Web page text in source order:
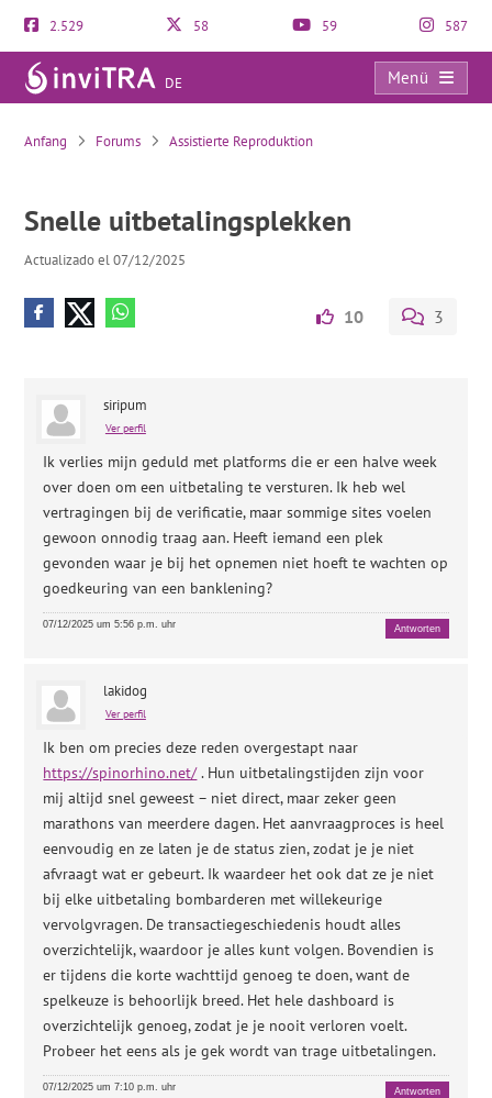
2.529 58 59 587
DE
Menü
Snelle uitbetalingsplekken
Anfang Forums Assistierte Reproduktion
Snelle uitbetalingsplekken
Actualizado el 07/12/2025
10 3
siripum
Ver perfil
Ik verlies mijn geduld met platforms die er een halve week
over doen om een ​​uitbetaling te versturen. Ik heb wel
vertragingen bij de verificatie, maar sommige sites voelen
gewoon onnodig traag aan. Heeft iemand een plek
gevonden waar je bij het opnemen niet hoeft te wachten op
goedkeuring van een banklening?
07/12/2025 um 5:56 p.m. uhr Antworten
lakidog
Ver perfil
Ik ben om precies deze reden overgestapt naar
https://spinorhino.net/. Hun uitbetalingstijden zijn voor
mij altijd snel geweest – niet direct, maar zeker geen
marathons van meerdere dagen. Het aanvraagproces is heel
eenvoudig en ze laten je de status zien, zodat je je niet
afvraagt ​​wat er gebeurt. Ik waardeer het ook dat ze je niet
bij elke uitbetaling bombarderen met willekeurige
vervolgvragen. De transactiegeschiedenis houdt alles
overzichtelijk, waardoor je alles kunt volgen. Bovendien is
er tijdens die korte wachttijd genoeg te doen, want de
spelkeuze is behoorlijk breed. Het hele dashboard is
overzichtelijk genoeg, zodat je je nooit verloren voelt.
Probeer het eens als je gek wordt van trage uitbetalingen.
07/12/2025 um 7:10 p.m. uhr Antworten